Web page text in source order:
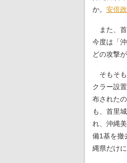
か。 安倍
また、首
今度は「
どの攻撃
そもそも
クラー設
布された
も、首里
れ、沖縄
備1基を撤
縄県だけ